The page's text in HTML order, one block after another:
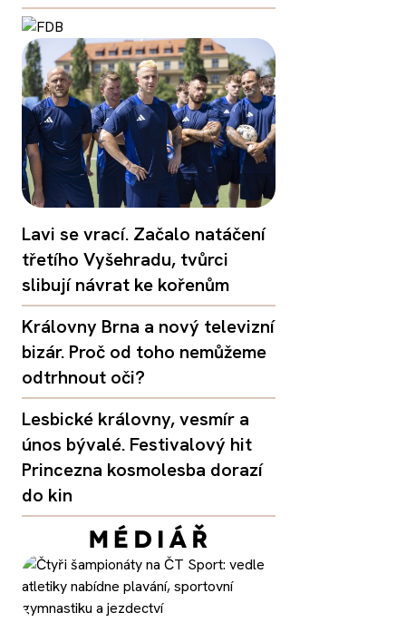
Lavi se vrací. Začalo natáčení
třetího Vyšehradu, tvůrci
slibují návrat ke kořenům
Královny Brna a nový televizní
bizár. Proč od toho nemůžeme
odtrhnout oči?
Lesbické královny, vesmír a
únos bývalé. Festivalový hit
Princezna kosmolesba dorazí
do kin